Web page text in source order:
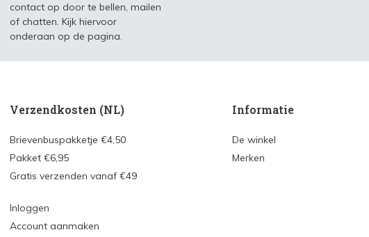
contact op door te bellen, mailen
of chatten. Kijk hiervoor
onderaan op de pagina.
Verzendkosten (NL)
Brievenbuspakketje €4,50
Pakket €6,95
Gratis verzenden vanaf €49
Inloggen
Account aanmaken
Informatie
De winkel
Merken